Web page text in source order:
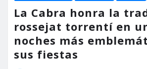
La Cabra honra la
rossejat torrentí en
noches más
sus fiestas